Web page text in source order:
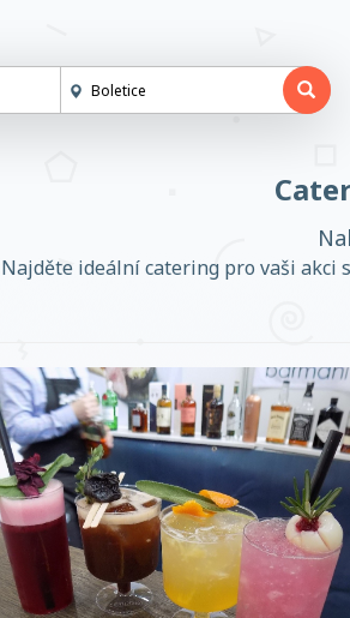
Založit
Přihlásit
Najděte ideální catering pro vaši akci